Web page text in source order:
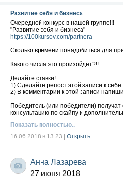
Развитие себя и бизнеса
Очередной конкурс в нашей группе!!!
"Развитие себя и бизнеса"
https://100kursov.com/partnera
Сколько времени понадобиться для
Какого числа это произойдёт?!!
Делайте ставки!
1) Сделайте репост этой записи к себе
2) В комментарии к этой записи
Победитель (или победители)
консультацию по скайпу и
Показать полностью..
16.06.2018 в 13:23
Открыть
Анна Лазарева
27 июня 2018